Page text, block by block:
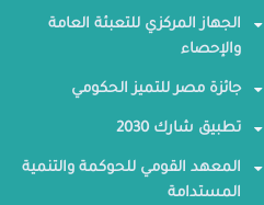
الجهاز المركزي للتعبئة العامة
والإحصاء
جائزة مصر للتميز الحكومي
تطبيق شارك 2030
المعهد القومي للحوكمة والتنمية
المستدامة